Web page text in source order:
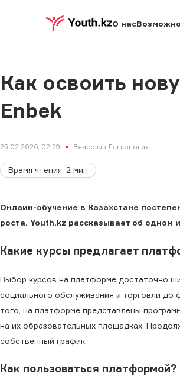
О нас
Как освоить
Enbek
25.02.2026, 02:29 Вячеслав Легконогих
Время чтения: 2 мин
Онлайн-обучение в Казахстане
роста. Youth.kz рассказывает об одном
Какие курсы предлагает
Выбор курсов на платформе достаточно
социального обслуживания и торговли
того, на платформе представлены
на их образовательных площадках.
собственный график.
Как пользоваться платформой?